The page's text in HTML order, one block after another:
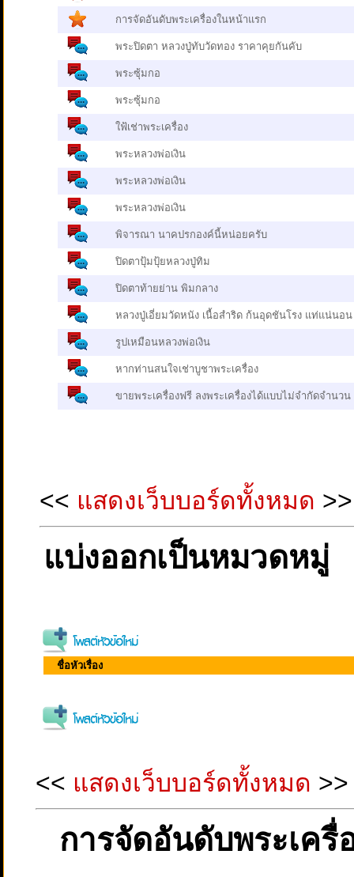
การจัดอันดับพระเครื่องในหน้าแรก
พระปิดตา หลวงปู่ทับวัดทอง ราคาคุยกันคับ
พระซุ้มกอ
พระซุ้มกอ
ใฟ้เช่าพระเครื่อง
พระหลวงพ่อเงิน
พระหลวงพ่อเงิน
พระหลวงพ่อเงิน
พิจารณา นาคปรกองค์นี้หน่อยครับ
ปิดตาปุ้มปุ้ยหลวงปู่ทิม
ปิดตาท้ายย่าน พิมกลาง
หลวงปู่เอี่ยมวัดหนัง เนื้อสำริด ก้นอุดชันโรง แท่แน่นอน
รูปเหมือนหลวงพ่อเงิน
หากท่านสนใจเช่าบูชาพระเครื่อง
ขายพระเครื่องฟรี ลงพระเครื่องได้แบบไม่จำกัดจำนวน
<< แสดงเว็บบอร์ดทั้งหมด >>
แบ่งออกเป็นหมวดหมู่
ชื่อหัวเรื่อง
<< แสดงเว็บบอร์ดทั้งหมด >>
การจัดอันดับพระเครื่